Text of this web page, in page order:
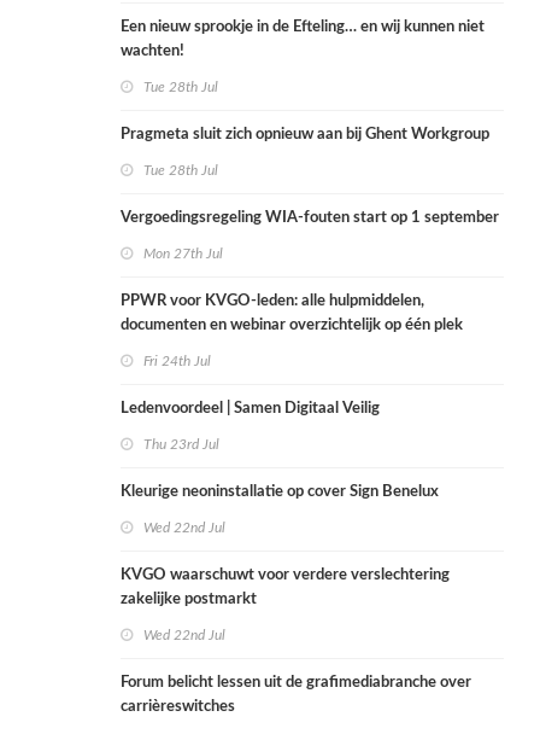
Een nieuw sprookje in de Efteling… en wij kunnen niet
wachten!
Tue 28th Jul
Pragmeta sluit zich opnieuw aan bij Ghent Workgroup
Tue 28th Jul
Vergoedingsregeling WIA-fouten start op 1 september
Mon 27th Jul
PPWR voor KVGO-leden: alle hulpmiddelen,
documenten en webinar overzichtelijk op één plek
Fri 24th Jul
Ledenvoordeel | Samen Digitaal Veilig
Thu 23rd Jul
Kleurige neoninstallatie op cover Sign Benelux
Wed 22nd Jul
KVGO waarschuwt voor verdere verslechtering
zakelijke postmarkt
Wed 22nd Jul
Forum belicht lessen uit de grafimediabranche over
carrièreswitches